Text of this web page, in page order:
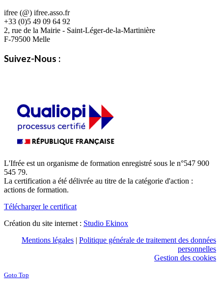
ifree (@) ifree.asso.fr
+33 (0)5 49 09 64 92
2, rue de la Mairie - Saint-Léger-de-la-Martinière
F-79500 Melle
Suivez-Nous :
L'Ifrée est un organisme de formation enregistré sous le n°547 900
545 79.
La certification a été délivrée au titre de la catégorie d'action :
actions de formation.
Télécharger le certificat
Création du site internet : Studio Ekinox
Mentions légales | Politique générale de traitement des données
personnelles
Gestion des cookies
Goto Top